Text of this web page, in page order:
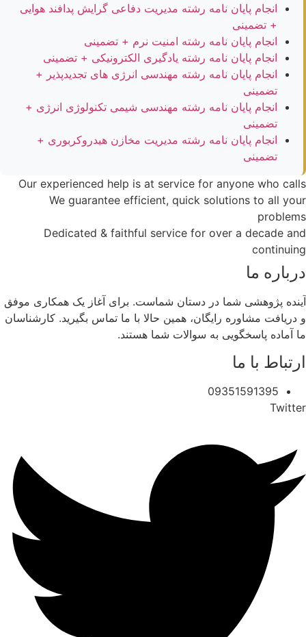
انجام پایان نامه رشته مدیریت دفاعی گرایش پدافند هوایی
+ تضمینی
انجام پایان نامه رشته امنیت نرم + تضمینی
انجام پایان نامه رشته یادگیری الکترونیکی + تضمینی
انجام پایان نامه رشته مهندسی انرژی های تجدیدپذیر +
تضمینی
انجام پایان نامه رشته مهندسی شیمی تکنولوژی انرژی +
تضمینی
انجام پایان نامه رشته مدیریت مخازن هیدروکربوری +
تضمینی
Our experienced help is at service for anyone who calls
We guarantee efficient, quick solutions to all your
problems
Dedicated & faithful service for over a decade and
continuing
درباره ما
آینده پژوهشی شما در دستان شماست. برای آغاز یک همکاری موفق
و دریافت مشاوره رایگان، همین حالا با ما تماس بگیرید. کارشناسان
ما آماده پاسخگویی به سوالات شما هستند.
ارتباط با ما
09351591395
Twitter